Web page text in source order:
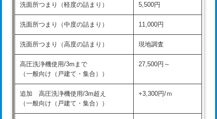
モルタル補修（厚さ10㎝超え） 38,500円
洗面台設置 38,500円
バスタブ設置 現場見積
追加人工 16,500円
廃棄・処分 現場見積
※給水管工事は20mmまでの価格です。
持込商品取付（混合水栓） 16,500円
持込商品取付（浄水器・分岐水栓） 16,500円
給水管工事※（ホール加工) 16,500円
給水管工事※（バンド止め)
給水管工事※（支持金具設置) 5,500円
給水管工事※（保温材使用（バンド止
5,500円
洗面所つまり（軽度の詰まり） 5,500円
洗面所つまり（中度の詰まり） 11,000円
洗面所つまり（高度の詰まり） 現地調査
高圧洗浄機使用/3mまで
（一般向け（戸建て・集合））
27,500円～
追加 高圧洗浄機使用/3m超え
（一般向け（戸建て・集合））
+3,300円/ｍ